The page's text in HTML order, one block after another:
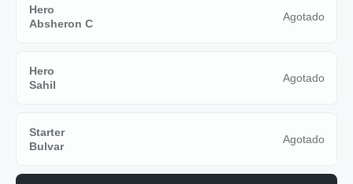
Hero
Absheron C
Agotado
Hero
Sahil
Agotado
Starter
Bulvar
Agotado